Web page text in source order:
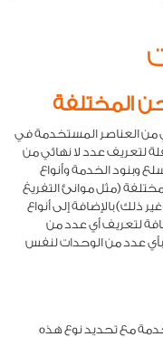
المختلفة
من العناصر المستخدمة في
عدد لا نهائي من
وبنود الخدمة وأنواع
(مثل موانئ التفريغ
ذلك) بالإضافة إلى أنواع
لتعريف أي عدد من
عدد من الوحدات لنفس
مع تحديد نوع هذه